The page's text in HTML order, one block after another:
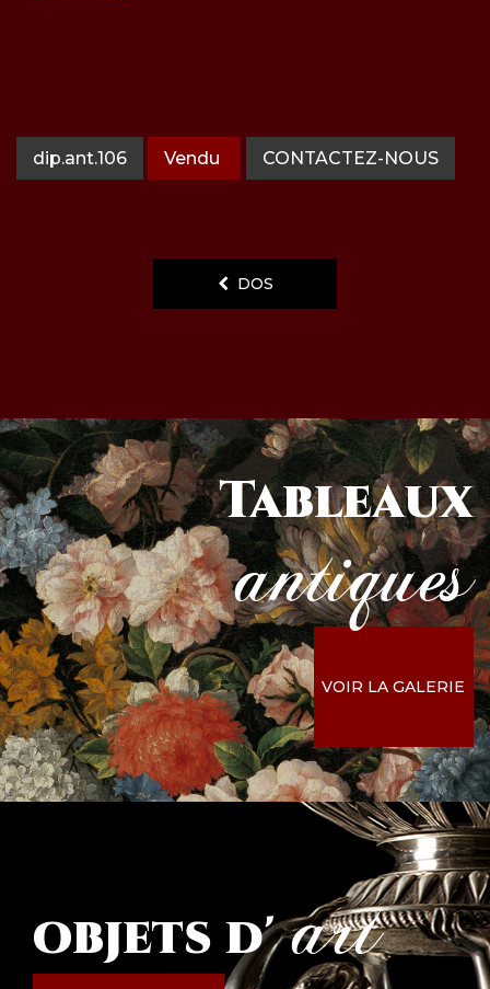
dip.ant.106 Vendu CONTACTEZ-NOUS
DOS
Tableaux
antiques
VOIR LA GALERIE
objets d' art